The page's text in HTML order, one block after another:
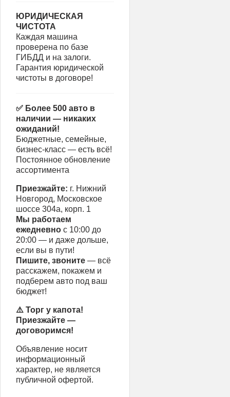
ЮРИДИЧЕСКАЯ
ЧИСТОТА
Каждая машина
проверена по базе
ГИБДД и на залоги.
Гарантия юридической
чистоты в договоре!
✅ Более 500 авто в
наличии — никаких
ожиданий!
Бюджетные, семейные,
бизнес-класс — есть всё!
Постоянное обновление
ассортимента
Приезжайте: г. Нижний
Новгород, Московское
шоссе 304а, корп. 1
Мы работаем
ежедневно с 10:00 до
20:00 — и даже дольше,
если вы в пути!
Пишите, звоните — всё
расскажем, покажем и
подберем авто под ваш
бюджет!
⚠️ Торг у капота!
Приезжайте —
договоримся!
Объявление носит
информационный
характер, не является
публичной офертой.